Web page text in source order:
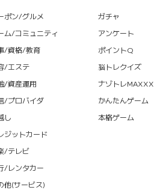
ポン/グルメ
ム/コミュニティ
/資格/教育
/エステ
/資産運用
/プロバイダ
し
ジットカード
/テレビ
/レンタカー
他(サービス)
ガチャ
アンケート
ポイントQ
脳トレクイズ
ナゾトレMAXXX
かんたんゲーム
本格ゲーム